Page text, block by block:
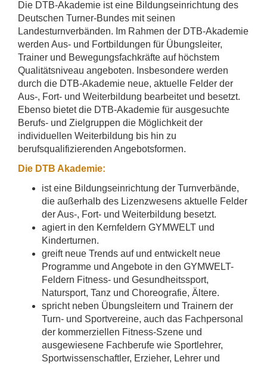
Die DTB-Akademie ist eine Bildungseinrichtung des
Deutschen Turner-Bundes mit seinen
Landesturnverbänden. Im Rahmen der DTB-Akademie
werden Aus- und Fortbildungen für Übungsleiter,
Trainer und Bewegungsfachkräfte auf höchstem
Qualitätsniveau angeboten. Insbesondere werden
durch die DTB-Akademie neue, aktuelle Felder der
Aus-, Fort- und Weiterbildung bearbeitet und besetzt.
Ebenso bietet die DTB-Akademie für ausgesuchte
Berufs- und Zielgruppen die Möglichkeit der
individuellen Weiterbildung bis hin zu
berufsqualifizierenden Angebotsformen.
Die DTB Akademie:
ist eine Bildungseinrichtung der Turnverbände,
die außerhalb des Lizenzwesens aktuelle Felder
der Aus-, Fort- und Weiterbildung besetzt.
agiert in den Kernfeldern GYMWELT und
Kinderturnen.
greift neue Trends auf und entwickelt neue
Programme und Angebote in den GYMWELT-
Feldern Fitness- und Gesundheitssport,
Natursport, Tanz und Choreografie, Ältere.
spricht neben Übungsleitern und Trainern der
Turn- und Sportvereine, auch das Fachpersonal
der kommerziellen Fitness-Szene und
ausgewiesene Fachberufe wie Sportlehrer,
Sportwissenschaftler, Erzieher, Lehrer und